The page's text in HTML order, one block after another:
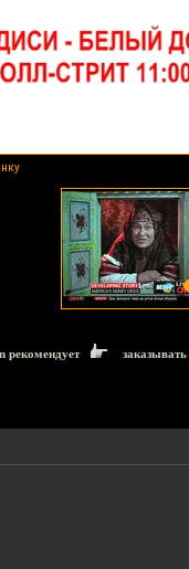
рекомендует заказывать